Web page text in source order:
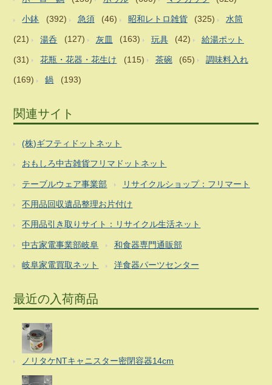
小鉢 (392) 急須 (46) 昭和レトロ雑貨 (325) 水筒
(21) 湯呑 (127) 灰皿 (163) 玩具 (42) 給湯ポット
(31) 花瓶・花器・花生け (115) 茶碗 (65) 調味料入れ
(169) 鍋 (193)
関連サイト
(株)ギフティドットネット
おもしろ中古雑貨フリマドットネット
テーブルウェア事業部 リサイクルショップ：フリマート
不用品回収遺品整理お片付け
不用品引き取りサイト：リサイクル生活ネット
中古家電事業部岐阜 和食器専門通販部
岐阜家電買取ネット 洋食器パーツセンター
最近の入荷商品
ノリタケNTキャニスター密閉容器14cm